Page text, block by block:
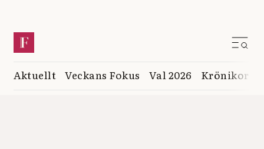
Aktuellt Veckans Fokus Val 2026 Krönikor